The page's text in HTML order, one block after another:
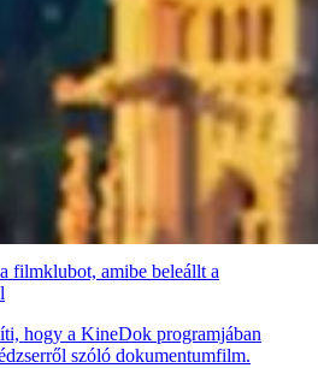
filmklubot, amibe beleállt a
hogy a KineDok programjában
szóló dokumentumfilm.